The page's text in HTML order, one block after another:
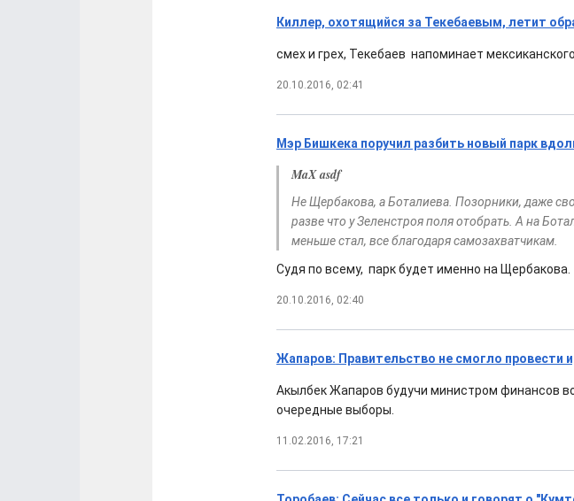
Киллер, охотящийся за Текебаевым, летит
смех и грех, Текебаев напоминает
20.10.2016, 02:41
Мэр Бишкека поручил разбить новый парк
MaX asdf
Не Щербакова, а Боталиева. Позорники, даже
разве что у Зеленстроя поля отобрать. А на
меньше стал, все благодаря самозахватчикам.
Судя по всему, парк будет именно на
20.10.2016, 02:40
Жапаров: Правительство не смогло
Акылбек Жапаров будучи министром финансов
очередные выборы.
11.02.2016, 17:21